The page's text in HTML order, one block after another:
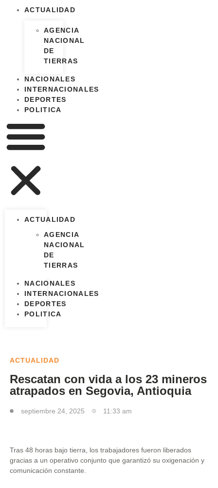
ACTUALIDAD
AGENCIA
NACIONAL
DE
TIERRAS
NACIONALES
INTERNACIONALES
DEPORTES
POLITICA
ACTUALIDAD
AGENCIA
NACIONAL
DE
TIERRAS
NACIONALES
INTERNACIONALES
DEPORTES
POLITICA
ACTUALIDAD
Rescatan con vida a los 23 mineros
atrapados en Segovia, Antioquia
septiembre 24, 2025 11:33 am
Tras 48 horas bajo tierra, los trabajadores fueron liberados
gracias a un operativo conjunto que garantizó su oxigenación y
comunicación constante.